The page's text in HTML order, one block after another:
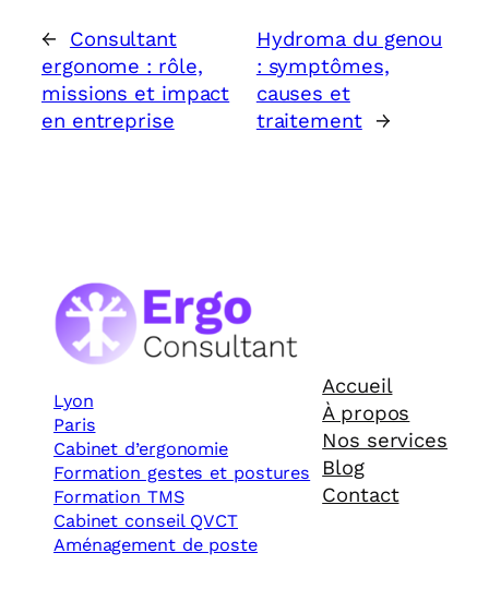
←
Consultant
ergonome : rôle,
missions et impact
en entreprise
Hydroma du genou
: symptômes,
causes et
traitement
→
Lyon
Paris
Cabinet d’ergonomie
Formation gestes et postures
Formation TMS
Cabinet conseil QVCT
Aménagement de poste
Accueil
À propos
Nos services
Blog
Contact